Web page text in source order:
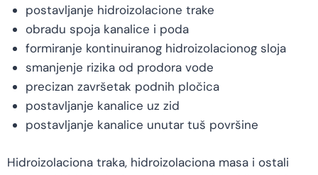
postavljanje hidroizolacione trake
obradu spoja kanalice i poda
formiranje kontinuiranog hidroizolacionog sloja
smanjenje rizika od prodora vode
precizan završetak podnih pločica
postavljanje kanalice uz zid
postavljanje kanalice unutar tuš površine
Hidroizolaciona traka, hidroizolaciona masa i ostali